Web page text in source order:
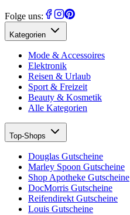
Folge uns:
Kategorien
Mode & Accessoires
Elektronik
Reisen & Urlaub
Sport & Freizeit
Beauty & Kosmetik
Alle Kategorien
Top-Shops
Douglas Gutscheine
Marley Spoon Gutscheine
Shop Apotheke Gutscheine
DocMorris Gutscheine
Reifendirekt Gutscheine
Louis Gutscheine